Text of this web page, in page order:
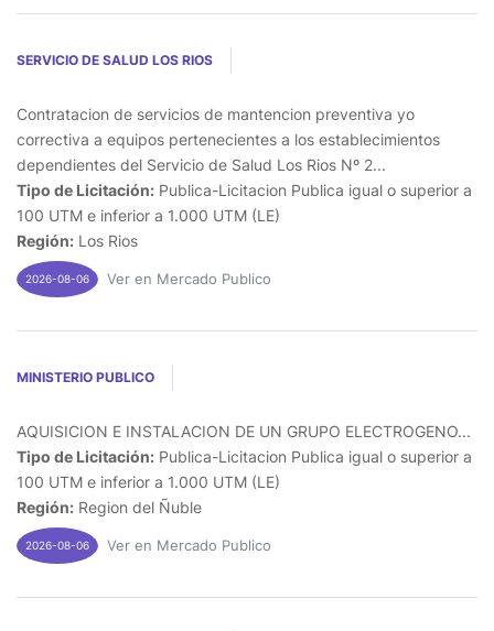
SERVICIO DE SALUD LOS RIOS
Contratacion de servicios de mantencion preventiva yo
correctiva a equipos pertenecientes a los establecimientos
dependientes del Servicio de Salud Los Rios Nº 2...
Tipo de Licitación: Publica-Licitacion Publica igual o superior a
100 UTM e inferior a 1.000 UTM (LE)
Región: Los Rios
2026-08-06 Ver en Mercado Publico
MINISTERIO PUBLICO
AQUISICION E INSTALACION DE UN GRUPO ELECTROGENO...
Tipo de Licitación: Publica-Licitacion Publica igual o superior a
100 UTM e inferior a 1.000 UTM (LE)
Región: Region del Ñuble
2026-08-06 Ver en Mercado Publico